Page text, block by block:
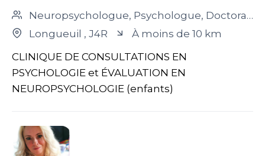
Neuropsychologue, Psychologue, Doctorant en Psychologie
Longueuil , J4R
À moins de 10 km
CLINIQUE DE CONSULTATIONS EN
PSYCHOLOGIE et ÉVALUATION EN
NEUROPSYCHOLOGIE (enfants)